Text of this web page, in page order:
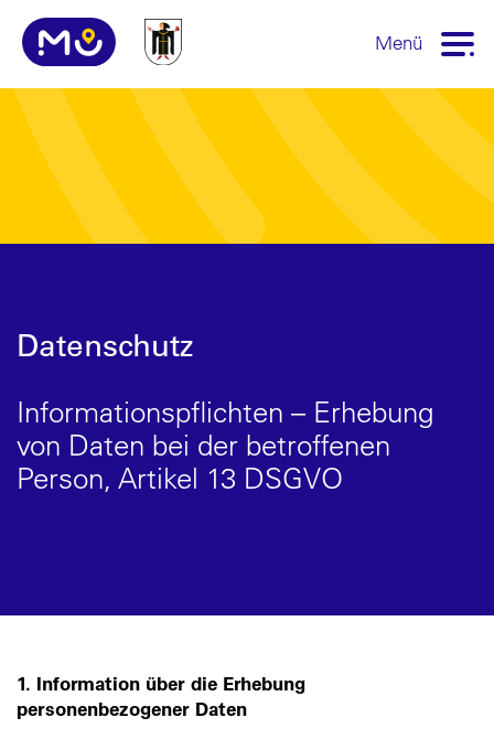
Menü
Datenschutz
Informationspflichten – Erhebung
von Daten bei der betroffenen
Person, Artikel 13 DSGVO
1. Information über die Erhebung
personenbezogener Daten